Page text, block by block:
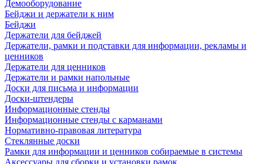
Демооборудование
Бейджи и держатели к ним
Бейджи
Держатели для бейджей
Держатели, рамки и подставки для информации, рекламы и
ценников
Держатели для ценников
Держатели и рамки напольные
Доски для письма и информации
Доски-штендеры
Информационные стенды
Информационные стенды с карманами
Нормативно-правовая литература
Стеклянные доски
Рамки для информации и ценников собираемые в системы
Аксессуары для сборки и установки рамок